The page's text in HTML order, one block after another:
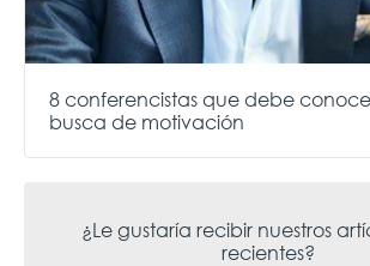
8 conferencistas que debe
busca de motivación
¿Le gustaría recibir nuestros
recientes?